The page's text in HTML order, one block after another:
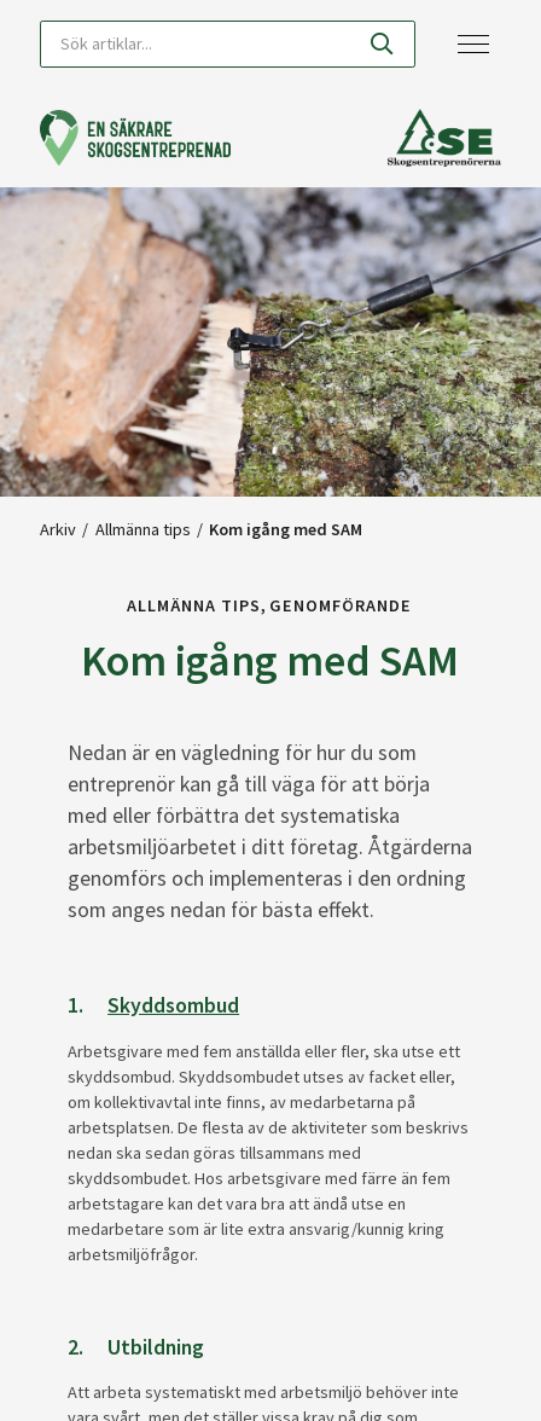
Arkiv / Allmänna tips / Kom igång med SAM
Kom igång med SAM
ALLMÄNNA TIPS GENOMFÖRANDE
Nedan är en vägledning för hur du som
entreprenör kan gå till väga för att börja
med eller förbättra det systematiska
arbetsmiljöarbetet i ditt företag. Åtgärderna
genomförs och implementeras i den ordning
som anges nedan för bästa effekt.
1.Skyddsombud
Arbetsgivare med fem anställda eller fler, ska utse ett
skyddsombud. Skyddsombudet utses av facket eller,
om kollektivavtal inte finns, av medarbetarna på
arbetsplatsen. De flesta av de aktiviteter som beskrivs
nedan ska sedan göras tillsammans med
skyddsombudet. Hos arbetsgivare med färre än fem
arbetstagare kan det vara bra att ändå utse en
medarbetare som är lite extra ansvarig/kunnig kring
arbetsmiljöfrågor.
2. Utbildning
Att arbeta systematiskt med arbetsmiljö behöver inte